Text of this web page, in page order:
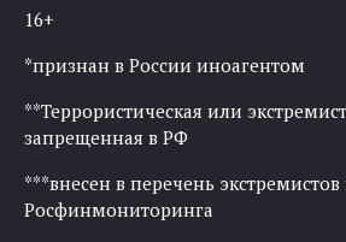
16+
*признан в России иноагентом
**Террористическая или
запрещенная в РФ
***внесен в перечень экстремистов
Росфинмониторинга